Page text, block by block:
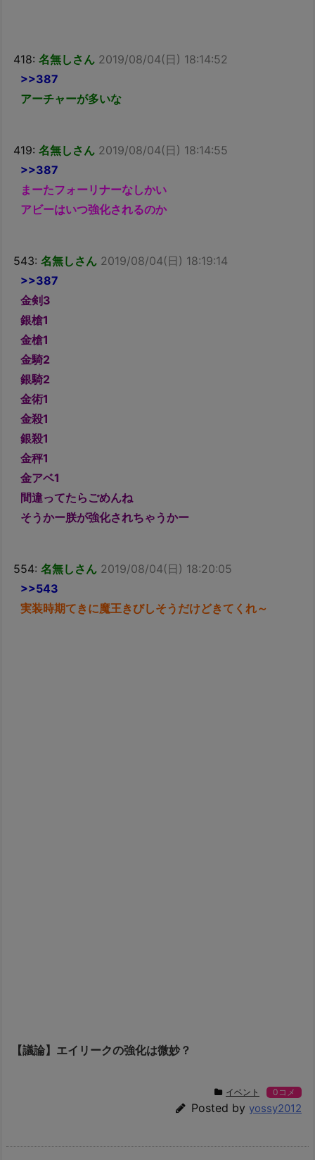
418: 名無しさん 2019/08/04(日) 18:14:52
>>387
アーチャーが多いな
419: 名無しさん 2019/08/04(日) 18:14:55
>>387
まーたフォーリナーなしかい
アビーはいつ強化されるのか
543: 名無しさん 2019/08/04(日) 18:19:14
>>387
金剣3
銀槍1
金槍1
金騎2
銀騎2
金術1
金殺1
銀殺1
金秤1
金アベ1
間違ってたらごめんね
そうかー朕が強化されちゃうかー
554: 名無しさん 2019/08/04(日) 18:20:05
>>543
実装時期てきに魔王きびしそうだけどきてくれ～
【議論】エイリークの強化は微妙？
イベント 0コメ
Posted by yossy2012